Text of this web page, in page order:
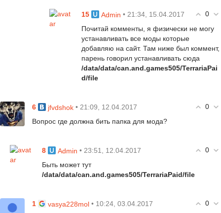
0
15 Admin • 21:34, 15.04.2017
Почитай комменты, я физически не могу
устанавливать все моды которые
добавляю на сайт. Там ниже был коммент,
парень говорил устанавливать сюда
/data/data/can.and.games505/TerrariaPai
d/file
0
6 jfvdshok • 21:09, 12.04.2017
Вопрос где должна бить папка для мода?
0
8 Admin • 23:51, 12.04.2017
Быть может тут
/data/data/can.and.games505/TerrariaPaid/file
0
1 vasya228mol • 10:24, 03.04.2017